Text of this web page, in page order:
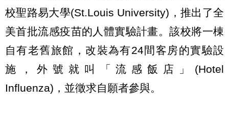
校聖路易大學(St.Louis University)，推出了全
美首批流感疫苗的人體實驗計畫。該校將一棟
自有老舊旅館，改裝為有24間客房的實驗設
施，外號就叫「流感飯店」(Hotel
Influenza)，並徵求自願者參與。